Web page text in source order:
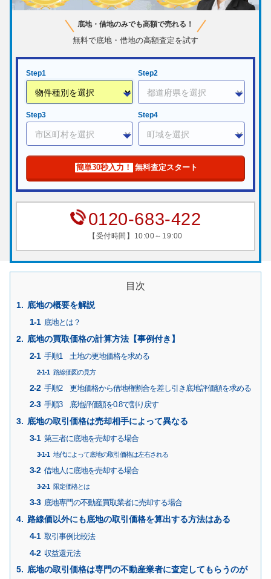
底地・借地のみでも高額で売れる！
無料で底地・借地の高額査定を試す
Step1 Step2
Step3 Step4
簡単30秒入力！ 無料査定スタート
0120-683-422
【受付時間】10:00～19:00
目次
底地の概要を解説
底地とは？
底地の買取価格の計算方法【事例付き】
手順1 土地の更地価格を求める
路線価図の見方
手順2 更地価格から借地権割合を差し引き底地評価額を求める
手順3 底地評価額を0.8で割り戻す
底地の取引価格は売却相手によって異なる
第三者に底地を売却する場合
地代によって底地の取引価格は左右される
借地人に底地を売却する場合
限定価格とは
底地専門の不動産買取業者に売却する場合
路線価以外にも底地の取引価格を算出する方法はある
取引事例比較法
収益還元法
底地の取引価格は専門の不動産業者に査定してもらうのが